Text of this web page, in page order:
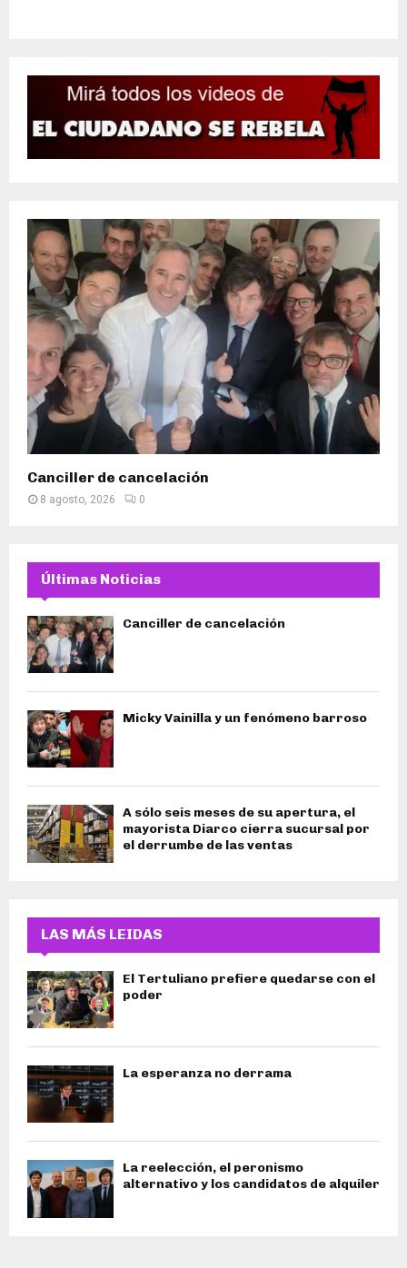
Canciller de cancelación
8 agosto, 2026 0
Últimas Noticias
Canciller de cancelación
Micky Vainilla y un fenómeno barroso
A sólo seis meses de su apertura, el
mayorista Diarco cierra sucursal por
el derrumbe de las ventas
LAS MÁS LEIDAS
El Tertuliano prefiere quedarse con el
poder
La esperanza no derrama
La reelección, el peronismo
alternativo y los candidatos de alquiler